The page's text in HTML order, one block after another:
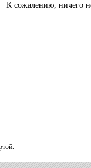
К сожалению, ничего